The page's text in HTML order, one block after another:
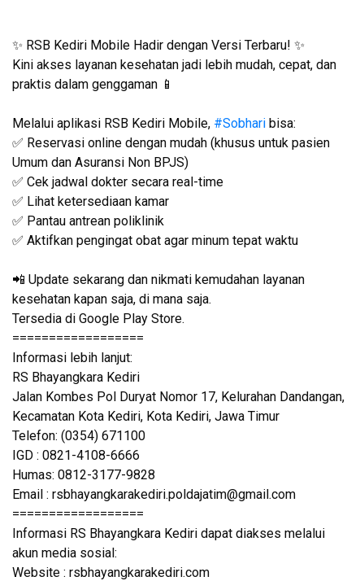
✨ RSB Kediri Mobile Hadir dengan Versi Terbaru! ✨
Kini akses layanan kesehatan jadi lebih mudah, cepat, dan
praktis dalam genggaman 📱
Melalui aplikasi RSB Kediri Mobile, #Sobhari bisa:
✅ Reservasi online dengan mudah (khusus untuk pasien
Umum dan Asuransi Non BPJS)
✅ Cek jadwal dokter secara real-time
✅ Lihat ketersediaan kamar
✅ Pantau antrean poliklinik
✅ Aktifkan pengingat obat agar minum tepat waktu
📲 Update sekarang dan nikmati kemudahan layanan
kesehatan kapan saja, di mana saja.
Tersedia di Google Play Store.
==================
Informasi lebih lanjut:
RS Bhayangkara Kediri
Jalan Kombes Pol Duryat Nomor 17, Kelurahan Dandangan,
Kecamatan Kota Kediri, Kota Kediri, Jawa Timur
Telefon: (0354) 671100
IGD : 0821-4108-6666
Humas: 0812-3177-9828
Email : rsbhayangkarakediri.poldajatim@gmail.com
==================
Informasi RS Bhayangkara Kediri dapat diakses melalui
akun media sosial:
Website : rsbhayangkarakediri.com